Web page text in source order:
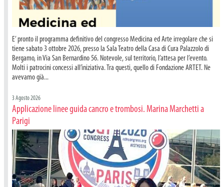
E’ pronto il programma definitivo del congresso Medicina ed Arte irregolare che si
tiene sabato 3 ottobre 2026, presso la Sala Teatro della Casa di Cura Palazzolo di
Bergamo, in Via San Bernardino 56. Notevole, sul territorio, l’attesa per l’evento.
Molti i patrocini concessi all’iniziativa. Tra questi, quello di Fondazione ARTET. Ne
avevamo già...
3 Agosto 2026
Applicazione linee guida cancro e trombosi. Marina Marchetti a
Parigi